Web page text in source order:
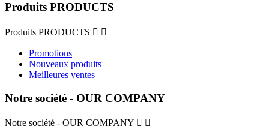
Produits PRODUCTS
Produits PRODUCTS  
Promotions
Nouveaux produits
Meilleures ventes
Notre société - OUR COMPANY
Notre société - OUR COMPANY  